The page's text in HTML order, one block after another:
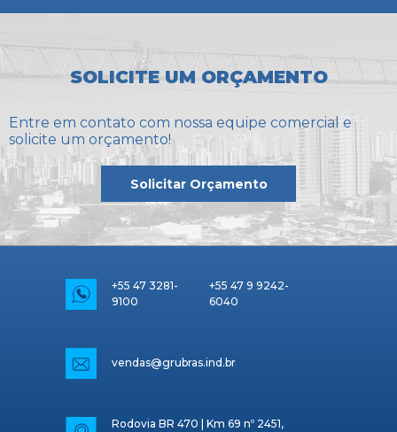
SOLICITE UM ORÇAMENTO
Entre em contato com nossa equipe comercial e
solicite um orçamento!
Solicitar Orçamento
+55 47 3281-
9100
+55 47 9 9242-
6040
vendas@grubras.ind.br
Rodovia BR 470 | Km 69 nº 2451,